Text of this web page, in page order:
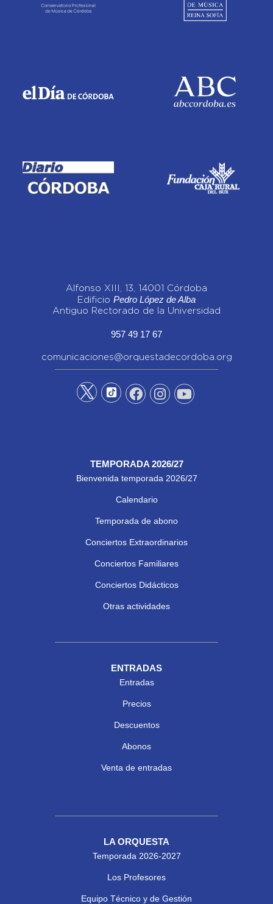
Alfonso XIII, 13, 14001 Córdoba
Edificio Pedro López de Alba
Antiguo Rectorado de la Universidad
957 49 17 67
comunicaciones@orquestadecordoba.org
TEMPORADA 2026/27
Bienvenida temporada 2026/27
Calendario
Temporada de abono
Conciertos Extraordinarios
Conciertos Familiares
Conciertos Didácticos
Otras actividades
ENTRADAS
Entradas
Precios
Descuentos
Abonos
Venta de entradas
LA ORQUESTA
Temporada 2026-2027
Los Profesores
Equipo Técnico y de Gestión